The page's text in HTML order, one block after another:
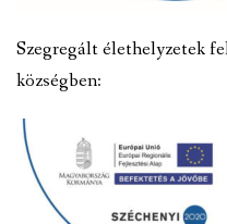
Szegregált élethelyzetek
községben: